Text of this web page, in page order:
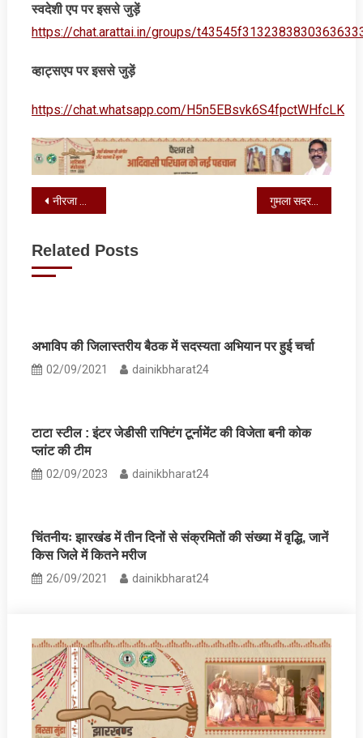
स्‍वदेशी एप पर इससे जुड़ें
https://chat.arattai.in/groups/
व्‍हाट्सएप पर इससे जुड़ें
https://chat.whatsapp.com/H5n5EBsvk6S4fpctWHfcLK
Post
नीरजा सहाय डीएवी पब्लिक स्कूल में मनाया गया राष्ट्रीय एकता दिवस गुमला सदर अस्पताल के ब्लड बैंक का नवीनीकरण तीन वर्षों से लंबित
Related Posts
अभाविप की जिलास्तरीय बैठक में सदस्यता अभियान पर हुई चर्चा
02/09/2021 dainikbharat24
टाटा स्टील : इंटर जेडीसी राफ्टिंग टूर्नामेंट की विजेता बनी कोक
प्लांट की टीम
02/09/2023 dainikbharat24
चिंतनीयः झारखंड में तीन दिनों से संक्रमितों की संख्या में वृद्धि, जानें
किस जिले में कितने मरीज
26/09/2021 dainikbharat24